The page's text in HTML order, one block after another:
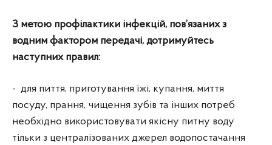
З метою профілактики інфекцій, пов’язаних з
водним фактором передачі, дотримуйтесь
наступних правил:
- для пиття, приготування їжі, купання, миття
посуду, прання, чищення зубів та інших потреб
необхідно використовувати якісну питну воду
тільки з централізованих джерел водопостачання